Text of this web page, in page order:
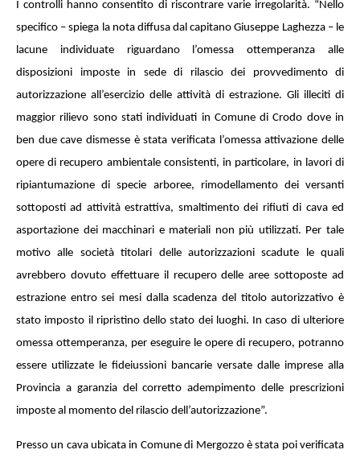
I controlli hanno consentito di riscontrare varie irregolarità. “Nello
specifico – spiega la nota diffusa dal capitano Giuseppe Laghezza – le
lacune individuate riguardano l’omessa ottemperanza alle
disposizioni imposte in sede di rilascio dei provvedimento di
autorizzazione all’esercizio delle attività di estrazione. Gli illeciti di
maggior rilievo sono stati individuati in Comune di Crodo dove in
ben due cave dismesse è stata verificata l’omessa attivazione delle
opere di recupero ambientale consistenti, in particolare, in lavori di
ripiantumazione di specie arboree, rimodellamento dei versanti
sottoposti ad attività estrattiva, smaltimento dei rifiuti di cava ed
asportazione dei macchinari e materiali non più utilizzati. Per tale
motivo alle società titolari delle autorizzazioni scadute le quali
avrebbero dovuto effettuare il recupero delle aree sottoposte ad
estrazione entro sei mesi dalla scadenza del titolo autorizzativo è
stato imposto il ripristino dello stato dei luoghi. In caso di ulteriore
omessa ottemperanza, per eseguire le opere di recupero, potranno
essere utilizzate le fideiussioni bancarie versate dalle imprese alla
Provincia a garanzia del corretto adempimento delle prescrizioni
imposte al momento del rilascio dell’autorizzazione”.
Presso un cava ubicata in Comune di Mergozzo è stata poi verificata